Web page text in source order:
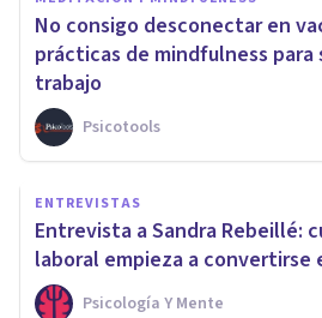
No consigo desconectar en
prácticas de mindfulness para
trabajo
Psicotools
ENTREVISTAS
Entrevista a Sandra Rebeillé:
laboral empieza a convertirse
Psicología Y Mente